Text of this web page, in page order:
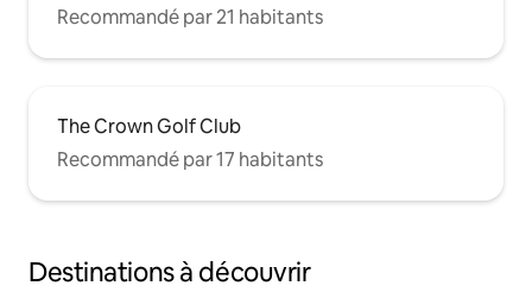
Recommandé par 21 habitants
The Crown Golf Club
Recommandé par 17 habitants
Destinations à découvrir